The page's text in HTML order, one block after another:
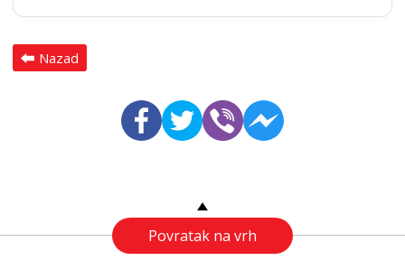
Nazad
Povratak na vrh